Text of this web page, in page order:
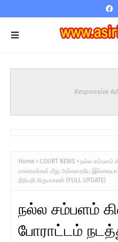
Responsive
Home COURT NEWS
நல்ல சம்பளம்
மாணவர்கள் மீது அக்கறையே
நீதிபதி கிருபாகரன் (FULL UPDATE)
நல்ல சம்பளம்
போராட்டம்